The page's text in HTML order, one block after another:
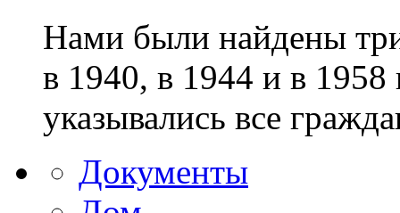
Нами были найдены
в 1940, в 1944 и в
указывались все
Документы